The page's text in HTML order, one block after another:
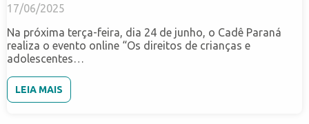
17/06/2025
Na próxima terça-feira, dia 24 de junho, o Cadê Paraná
realiza o evento online “Os direitos de crianças e
adolescentes…
LEIA MAIS